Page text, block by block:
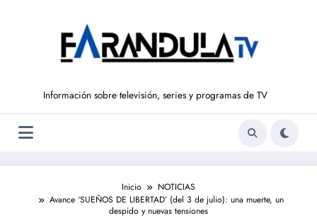
Información sobre televisión, series y programas de TV
Inicio
NOTICIAS
Avance ‘SUEÑOS DE LIBERTAD’ (del 3 de julio): una muerte, un
despido y nuevas tensiones